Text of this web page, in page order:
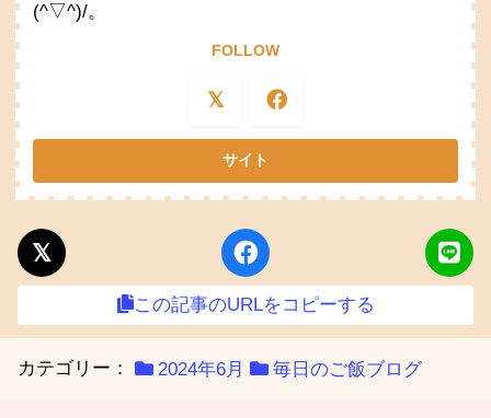
(^▽^)/。
FOLLOW
この記事のURLをコピーする
カテゴリー： 2024年6月 毎日のご飯ブログ